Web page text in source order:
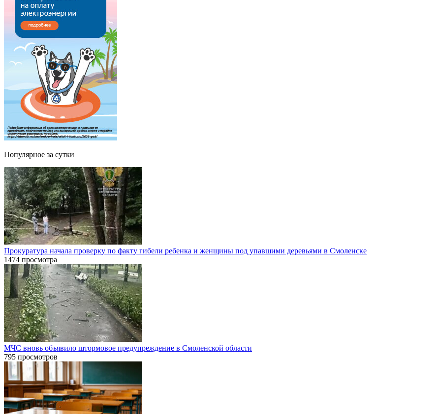
Популярное за сутки
Прокуратура начала проверку по факту гибели ребенка и женщины под упавшими деревьями в Смоленске
1474 просмотра
МЧС вновь объявило штормовое предупреждение в Смоленской области
795 просмотров